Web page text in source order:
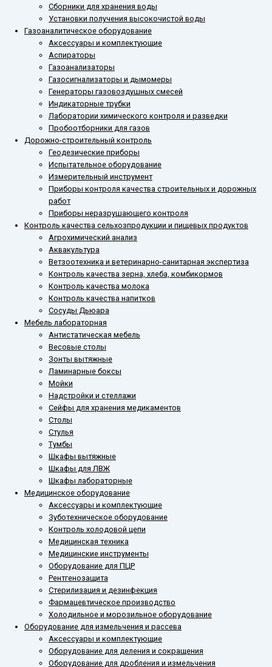
Сборники для хранения воды
Установки получения высокочистой воды
Газоаналитическое оборудование
Аксессуары и комплектующие
Аспираторы
Газоанализаторы
Газосигнализаторы и дымомеры
Генераторы газовоздушных смесей
Индикаторные трубки
Лаборатории химического контроля и разведки
Пробоотборники для газов
Дорожно-строительный контроль
Геодезические приборы
Испытательное оборудование
Измерительный инструмент
Приборы контроля качества строительных и дорожных
работ
Приборы неразрушающего контроля
Контроль качества сельхозпродукции и пищевых продуктов
Агрохимический анализ
Аквакультура
Ветзоотехника и ветеринарно-санитарная экспертиза
Контроль качества зерна, хлеба, комбикормов
Контроль качества молока
Контроль качества напитков
Сосуды Дьюара
Мебель лабораторная
Антистатическая мебель
Весовые столы
Зонты вытяжные
Ламинарные боксы
Мойки
Надстройки и стеллажи
Сейфы для хранения медикаментов
Столы
Стулья
Тумбы
Шкафы вытяжные
Шкафы для ЛВЖ
Шкафы лабораторные
Медицинское оборудование
Аксессуары и комплектующие
Зуботехническое оборудование
Контроль холодовой цепи
Медицинская техника
Медицинские инструменты
Оборудование для ПЦР
Рентгенозащита
Стерилизация и дезинфекция
Фармацевтическое производство
Холодильное и морозильное оборудование
Оборудование для измельчения и рассева
Аксессуары и комплектующие
Оборудование для деления и сокращения
Оборудование для дробления и измельчения